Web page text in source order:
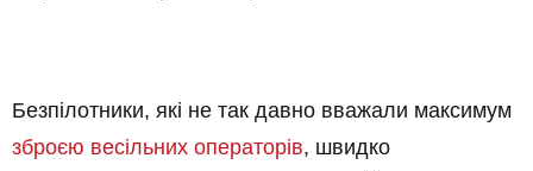
Безпілотники, які не так давно вважали максимум
зброєю весільних операторів, швидко